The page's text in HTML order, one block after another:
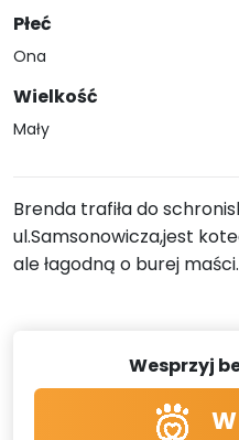
Płeć
Ona
Wielkość
Mały
Brenda trafiła do
ul.Samsonowicza,jest
ale łagodną o burej maści.
Wesprzyj